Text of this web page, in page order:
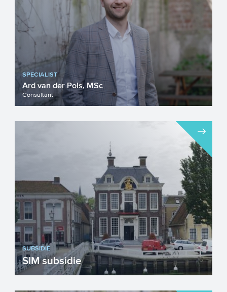
SPECIALIST
Ard van der Pols, MSc
Consultant
SUBSIDIE
SIM subsidie